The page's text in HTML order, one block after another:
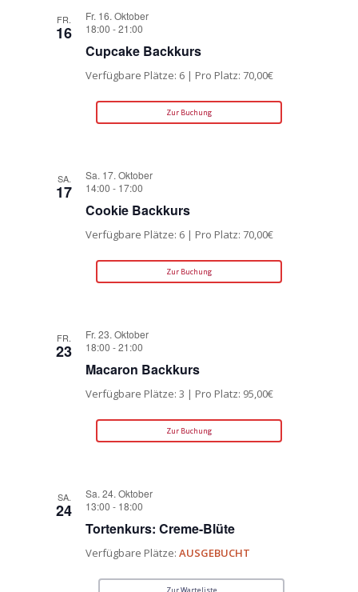
FR.
16
Fr. 16. Oktober
18:00 -21:00
Cupcake Backkurs
Verfügbare Plätze: 6 | Pro Platz: 70,00€
Zur Buchung
SA.
17
Sa. 17. Oktober
14:00 - 17:00
Cookie Backkurs
Verfügbare Plätze: 6 | Pro Platz: 70,00€
Zur Buchung
FR.
23
Fr. 23. Oktober
18:00 -21:00
Macaron Backkurs
Verfügbare Plätze: 3 | Pro Platz: 95,00€
Zur Buchung
SA.
24
Sa. 24. Oktober
13:00 - 18:00
Tortenkurs: Creme-Blüte
Verfügbare Plätze:AUSGEBUCHT